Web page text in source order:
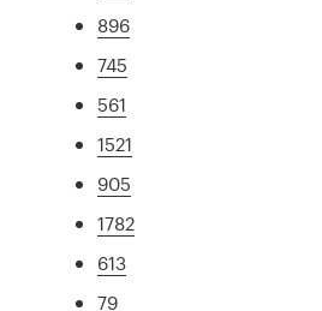
896
745
561
1521
905
1782
613
79